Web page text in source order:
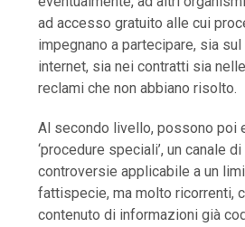
ad accesso gratuito alle cui
impegnano a partecipare, sia
internet, sia nei contratti sia
reclami che non abbiano risolto.
Al secondo livello, possono poi
‘procedure speciali’, un canale
controversie applicabile a un
fattispecie, ma molto ricorrenti,
contenuto di informazioni già